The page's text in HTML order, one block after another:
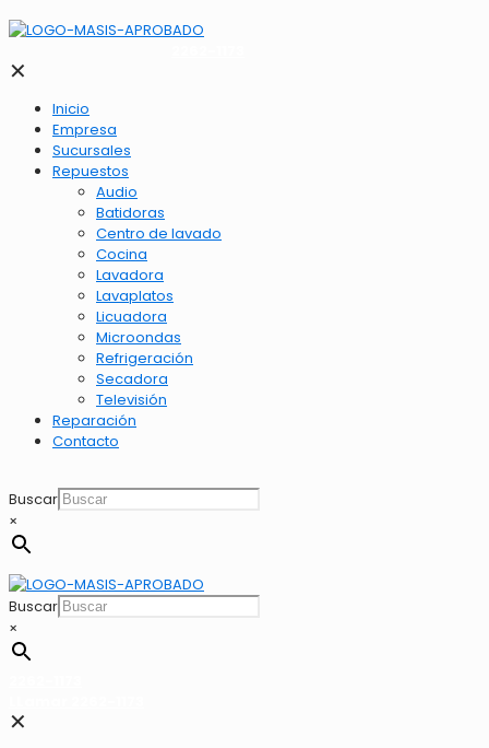
✕
Inicio
Empresa
Sucursales
Repuestos
Audio
Batidoras
Centro de lavado
Cocina
Lavadora
Lavaplatos
Licuadora
Microondas
Refrigeración
Secadora
Televisión
Reparación
Contacto
Buscar
×
Buscar
×
✕